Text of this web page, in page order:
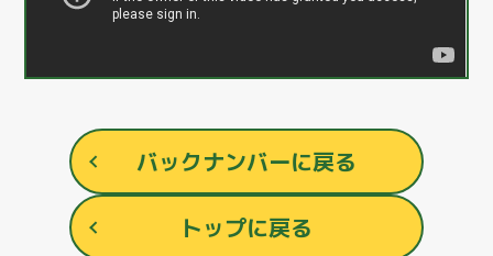
バックナンバーに戻る
トップに戻る